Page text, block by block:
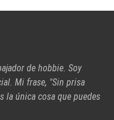
de hobbie. Soy
Mi frase, "Sin prisa
la única cosa que puedes